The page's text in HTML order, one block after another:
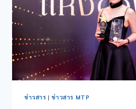
ข่าวสาร |ข่าวสาร MTP